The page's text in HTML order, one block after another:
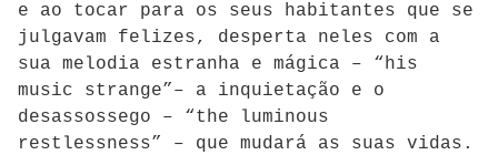
e ao tocar para os seus habitantes que se
julgavam felizes, desperta neles com a
sua melodia estranha e mágica – “his
music strange”– a inquietação e o
desassossego – “the luminous
restlessness”
– que mudará as suas vidas.